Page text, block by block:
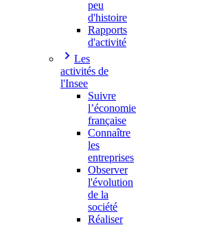
peu
d'histoire
Rapports
d'activité
Les
activités de
l'Insee
Suivre
l’économie
française
Connaître
les
entreprises
Observer
l'évolution
de la
société
Réaliser